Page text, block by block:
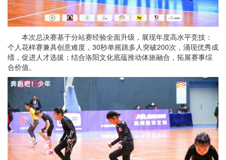
本次总决赛基于分站赛经验全面升级，展现年度高水平竞技：
个人花样赛兼具创意难度，30秒单摇跳多人突破200次，涌现优秀成
绩，促进人才选拔；结合洛阳文化底蕴推动体旅融合，拓展赛事综
合价值。